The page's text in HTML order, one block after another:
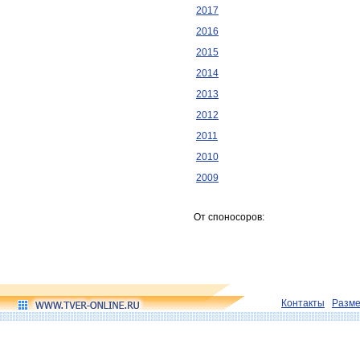
2017
2016
2015
2014
2013
2012
2011
2010
2009
От споносоров:
Контакты